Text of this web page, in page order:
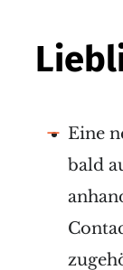
Eine
bald